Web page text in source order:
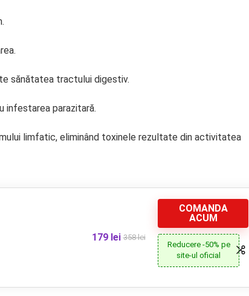
sănătatea tractului digestiv.
infestarea parazitară.
limfatic, eliminând toxinele rezultate din activitatea
179 lei 358 lei
COMANDA
ACUM
Reducere -50% pe
site-ul oficial